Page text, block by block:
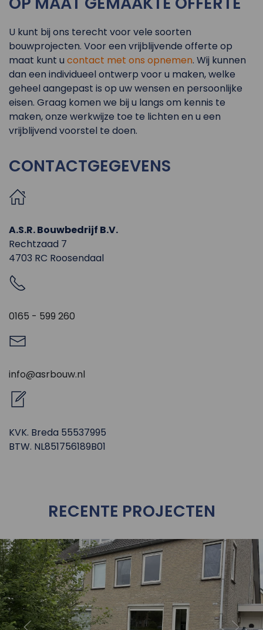
U kunt bij ons terecht voor vele soorten
bouwprojecten. Voor een vrijblijvende offerte op
maat kunt u contact met ons opnemen. Wij kunnen
dan een individueel ontwerp voor u maken, welke
geheel aangepast is op uw wensen en persoonlijke
eisen. Graag komen we bij u langs om kennis te
maken, onze werkwijze toe te lichten en u een
vrijblijvend voorstel te doen.
CONTACTGEGEVENS
A.S.R. Bouwbedrijf B.V.
Rechtzaad 7
4703 RC Roosendaal
0165 - 599 260
info@asrbouw.nl
KVK. Breda 55537995
BTW. NL851756189B01
RECENTE PROJECTEN